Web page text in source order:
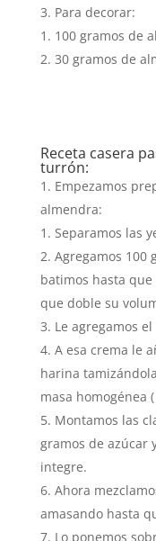
Para decorar:
100 gramos de
30 gramos de
Receta casera
turrón:
Empezamos
almendra:
Separamos las
Agregamos 100
batimos hasta
que doble su
Le agregamos
A esa crema le
harina
masa homogénea
Montamos las
gramos de azúcar
integre.
Ahora
amasando hasta
Lo ponemos